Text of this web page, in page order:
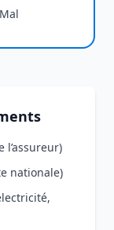
l’assureur)
nationale)